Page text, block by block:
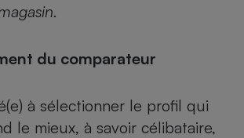
du comparateur
à sélectionner le profil qui
le mieux, à savoir célibataire,